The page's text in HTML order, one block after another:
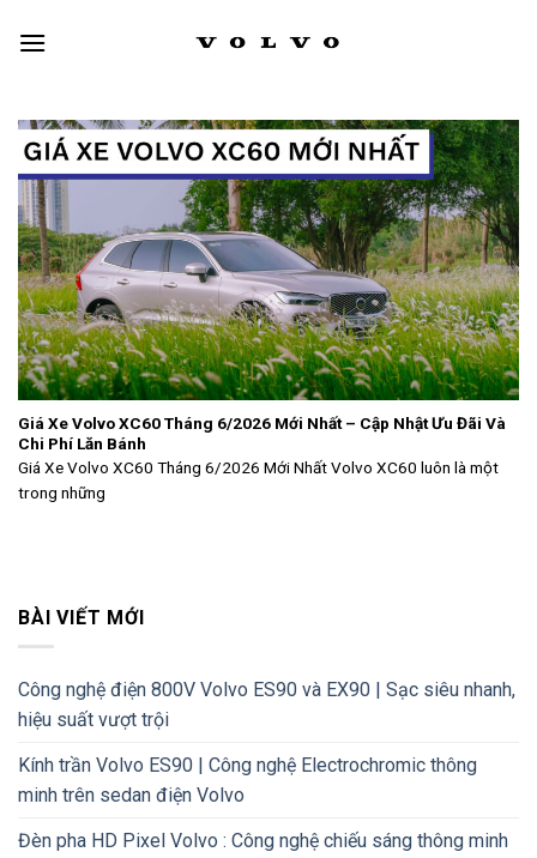
Giá Xe Volvo XC60 Tháng 6/2026 Mới Nhất – Cập Nhật Ưu Đãi Và
Chi Phí Lăn Bánh
Giá Xe Volvo XC60 Tháng 6/2026 Mới Nhất Volvo XC60 luôn là một
trong những
BÀI VIẾT MỚI
Công nghệ điện 800V Volvo ES90 và EX90 | Sạc siêu nhanh,
hiệu suất vượt trội
Kính trần Volvo ES90 | Công nghệ Electrochromic thông
minh trên sedan điện Volvo
Đèn pha HD Pixel Volvo : Công nghệ chiếu sáng thông minh